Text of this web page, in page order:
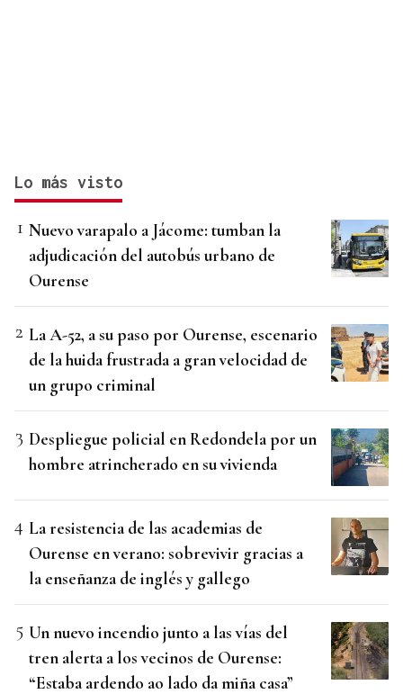
Lo más visto
Nuevo varapalo a Jácome: tumban la
adjudicación del autobús urbano de
Ourense
La A-52, a su paso por Ourense, escenario
de la huida frustrada a gran velocidad de
un grupo criminal
Despliegue policial en Redondela por un
hombre atrincherado en su vivienda
La resistencia de las academias de
Ourense en verano: sobrevivir gracias a
la enseñanza de inglés y gallego
Un nuevo incendio junto a las vías del
tren alerta a los vecinos de Ourense:
“Estaba ardendo ao lado da miña casa”